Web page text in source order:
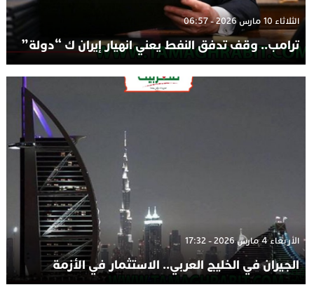
الثلاثاء 10 مارس 2026 - 06:57
ترامب.. وقف تدفق النفط يعني انهيار إيران ك “دولة”
الأربعاء 4 مارس 2026 - 17:32
الجيران في الخليج العربي.. الاستثمار في الأزمة